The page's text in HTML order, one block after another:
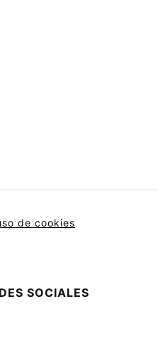
de cookies
SOCIALES